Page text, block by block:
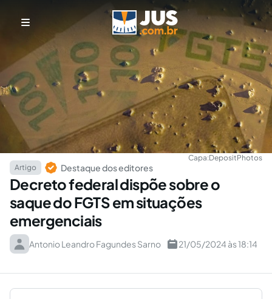
Capa:DepositPhotos
Artigo
Destaque dos editores
Decreto federal dispõe sobre o
saque do FGTS em situações
emergenciais
Antonio Leandro Fagundes Sarno 21/05/2024 às 18:14